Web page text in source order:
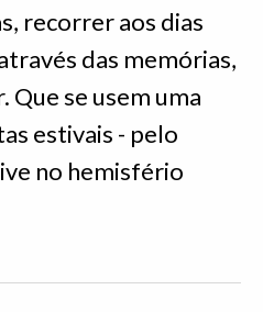
recorrer aos dias
das memórias,
Que se usem uma
estivais - pelo
no hemisfério